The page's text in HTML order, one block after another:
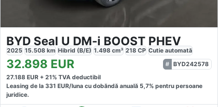
BYD Seal U DM-i BOOST PHEV
2025 15.508 km Hibrid (B/E) 1.498 cm³ 218 CP Cutie automată
32.898 EUR
BYD242578
27.188 EUR + 21% TVA deductibil
Leasing de la 331 EUR/luna cu dobăndă anuală 5,7% pentru persoane
juridice.